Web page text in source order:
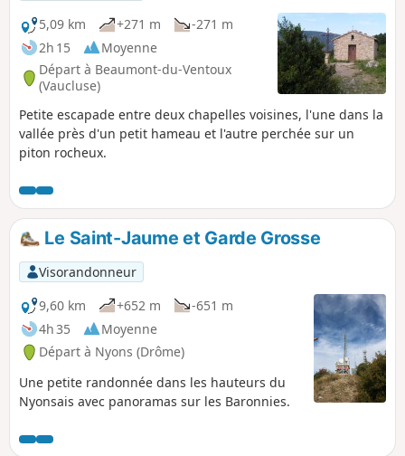
5,09 km
+271 m
-271 m
2h 15
Moyenne
Départ à Beaumont-du-Ventoux
(Vaucluse)
Petite escapade entre deux chapelles voisines, l'une dans la
vallée près d'un petit hameau et l'autre perchée sur un
piton rocheux.
Le Saint-Jaume et Garde Grosse
Visorandonneur
9,60 km
+652 m
-651 m
4h 35
Moyenne
Départ à Nyons (Drôme)
Une petite randonnée dans les hauteurs du
Nyonsais avec panoramas sur les Baronnies.